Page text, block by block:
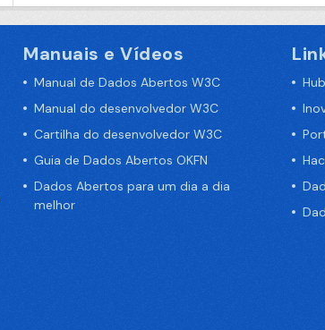
Manuais e Vídeos
Manual de Dados Abertos W3C
Manual do desenvolvedor W3C
Cartilha do desenvolvedor W3C
Guia de Dados Abertos OKFN
Dados Abertos para um dia a dia
melhor